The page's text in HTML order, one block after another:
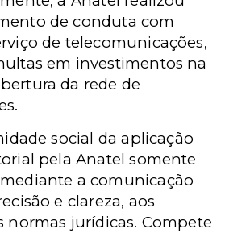
de conduta com
de telecomunicações,
em investimentos na
da rede de
social da aplicação
pela Anatel somente
a comunicação
e clareza, aos
normas jurídicas. Compete